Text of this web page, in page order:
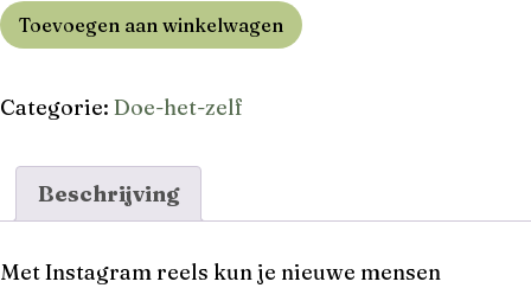
Toevoegen aan winkelwagen
Categorie: Doe-het-zelf
Beschrijving
Met Instagram reels kun je nieuwe mensen